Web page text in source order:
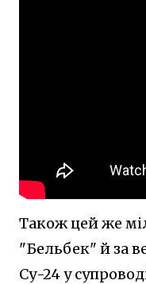
Також цей же
"Бельбек" й за
Су-24 у